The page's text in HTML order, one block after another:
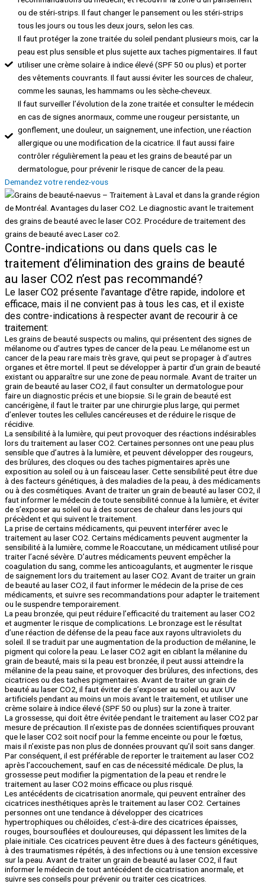
ou de stéri-strips. Il faut changer le pansement ou les stéri-strips
tous les jours ou tous les deux jours, selon les cas.
Il faut protéger la zone traitée du soleil pendant plusieurs mois, car la
peau est plus sensible et plus sujette aux taches pigmentaires. Il faut
utiliser une crème solaire à indice élevé (SPF 50 ou plus) et porter
des vêtements couvrants. Il faut aussi éviter les sources de chaleur,
comme les saunas, les hammams ou les sèche-cheveux.
Il faut surveiller l’évolution de la zone traitée et consulter le médecin
en cas de signes anormaux, comme une rougeur persistante, un
gonflement, une douleur, un saignement, une infection, une réaction
allergique ou une modification de la cicatrice. Il faut aussi faire
contrôler régulièrement la peau et les grains de beauté par un
dermatologue, pour prévenir le risque de cancer de la peau.
Demandez votre rendez-vous
Contre-indications ou dans quels cas le
traitement d’élimination des grains de beauté
au laser CO2 n’est pas recommandé?
Le laser CO2 présente l’avantage d’être rapide, indolore et
efficace, mais il ne convient pas à tous les cas, et il existe
des contre-indications à respecter avant de recourir à ce
traitement:
Les grains de beauté suspects ou malins, qui présentent des signes de
mélanome ou d’autres types de cancer de la peau. Le mélanome est un
cancer de la peau rare mais très grave, qui peut se propager à d’autres
organes et être mortel. Il peut se développer à partir d’un grain de beauté
existant ou apparaître sur une zone de peau normale. Avant de traiter un
grain de beauté au laser CO2, il faut consulter un dermatologue pour
faire un diagnostic précis et une biopsie. Si le grain de beauté est
cancérigène, il faut le traiter par une chirurgie plus large, qui permet
d’enlever toutes les cellules cancéreuses et de réduire le risque de
récidive.
La sensibilité à la lumière, qui peut provoquer des réactions indésirables
lors du traitement au laser CO2. Certaines personnes ont une peau plus
sensible que d’autres à la lumière, et peuvent développer des rougeurs,
des brûlures, des cloques ou des taches pigmentaires après une
exposition au soleil ou à un faisceau laser. Cette sensibilité peut être due
à des facteurs génétiques, à des maladies de la peau, à des médicaments
ou à des cosmétiques. Avant de traiter un grain de beauté au laser CO2, il
faut informer le médecin de toute sensibilité connue à la lumière, et éviter
de s’exposer au soleil ou à des sources de chaleur dans les jours qui
précèdent et qui suivent le traitement.
La prise de certains médicaments, qui peuvent interférer avec le
traitement au laser CO2. Certains médicaments peuvent augmenter la
sensibilité à la lumière, comme le Roaccutane, un médicament utilisé pour
traiter l’acné sévère. D’autres médicaments peuvent empêcher la
coagulation du sang, comme les anticoagulants, et augmenter le risque
de saignement lors du traitement au laser CO2. Avant de traiter un grain
de beauté au laser CO2, il faut informer le médecin de la prise de ces
médicaments, et suivre ses recommandations pour adapter le traitement
ou le suspendre temporairement.
La peau bronzée, qui peut réduire l’efficacité du traitement au laser CO2
et augmenter le risque de complications. Le bronzage est le résultat
d’une réaction de défense de la peau face aux rayons ultraviolets du
soleil. Il se traduit par une augmentation de la production de mélanine, le
pigment qui colore la peau. Le laser CO2 agit en ciblant la mélanine du
grain de beauté, mais si la peau est bronzée, il peut aussi atteindre la
mélanine de la peau saine, et provoquer des brûlures, des infections, des
cicatrices ou des taches pigmentaires. Avant de traiter un grain de
beauté au laser CO2, il faut éviter de s’exposer au soleil ou aux UV
artificiels pendant au moins un mois avant le traitement, et utiliser une
crème solaire à indice élevé (SPF 50 ou plus) sur la zone à traiter.
La grossesse, qui doit être évitée pendant le traitement au laser CO2 par
mesure de précaution. Il n’existe pas de données scientifiques prouvant
que le laser CO2 soit nocif pour la femme enceinte ou pour le fœtus,
mais il n’existe pas non plus de données prouvant qu’il soit sans danger.
Par conséquent, il est préférable de reporter le traitement au laser CO2
après l’accouchement, sauf en cas de nécessité médicale. De plus, la
grossesse peut modifier la pigmentation de la peau et rendre le
traitement au laser CO2 moins efficace ou plus risqué.
Les antécédents de cicatrisation anormale, qui peuvent entraîner des
cicatrices inesthétiques après le traitement au laser CO2. Certaines
personnes ont une tendance à développer des cicatrices
hypertrophiques ou chéloïdes, c’est-à-dire des cicatrices épaisses,
rouges, boursouflées et douloureuses, qui dépassent les limites de la
plaie initiale. Ces cicatrices peuvent être dues à des facteurs génétiques,
à des traumatismes répétés, à des infections ou à une tension excessive
sur la peau. Avant de traiter un grain de beauté au laser CO2, il faut
informer le médecin de tout antécédent de cicatrisation anormale, et
suivre ses conseils pour prévenir ou traiter ces cicatrices.